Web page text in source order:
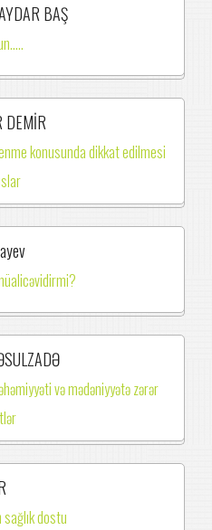
BAŞ
DEMİR
konusunda dikkat edilmesi
və mədəniyyətə zərər
dostu